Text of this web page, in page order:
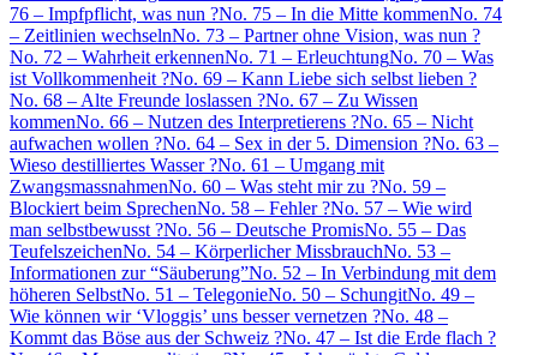
76 – Impfpflicht, was nun ?No. 75 – In die Mitte kommenNo. 74
– Zeitlinien wechselnNo. 73 – Partner ohne Vision, was nun ?
No. 72 – Wahrheit erkennenNo. 71 – ErleuchtungNo. 70 – Was
ist Vollkommenheit ?No. 69 – Kann Liebe sich selbst lieben ?
No. 68 – Alte Freunde loslassen ?No. 67 – Zu Wissen
kommenNo. 66 – Nutzen des Interpretierens ?No. 65 – Nicht
aufwachen wollen ?No. 64 – Sex in der 5. Dimension ?No. 63 –
Wieso destilliertes Wasser ?No. 61 – Umgang mit
ZwangsmassnahmenNo. 60 – Was steht mir zu ?No. 59 –
Blockiert beim SprechenNo. 58 – Fehler ?No. 57 – Wie wird
man selbstbewusst ?No. 56 – Deutsche PromisNo. 55 – Das
TeufelszeichenNo. 54 – Körperlicher MissbrauchNo. 53 –
Informationen zur “Säuberung”No. 52 – In Verbindung mit dem
höheren SelbstNo. 51 – TelegonieNo. 50 – SchungitNo. 49 –
Wie können wir ‘Vloggis’ uns besser vernetzen ?No. 48 –
Kommt das Böse aus der Schweiz ?No. 47 – Ist die Erde flach ?